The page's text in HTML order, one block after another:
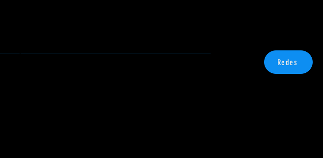
Redes